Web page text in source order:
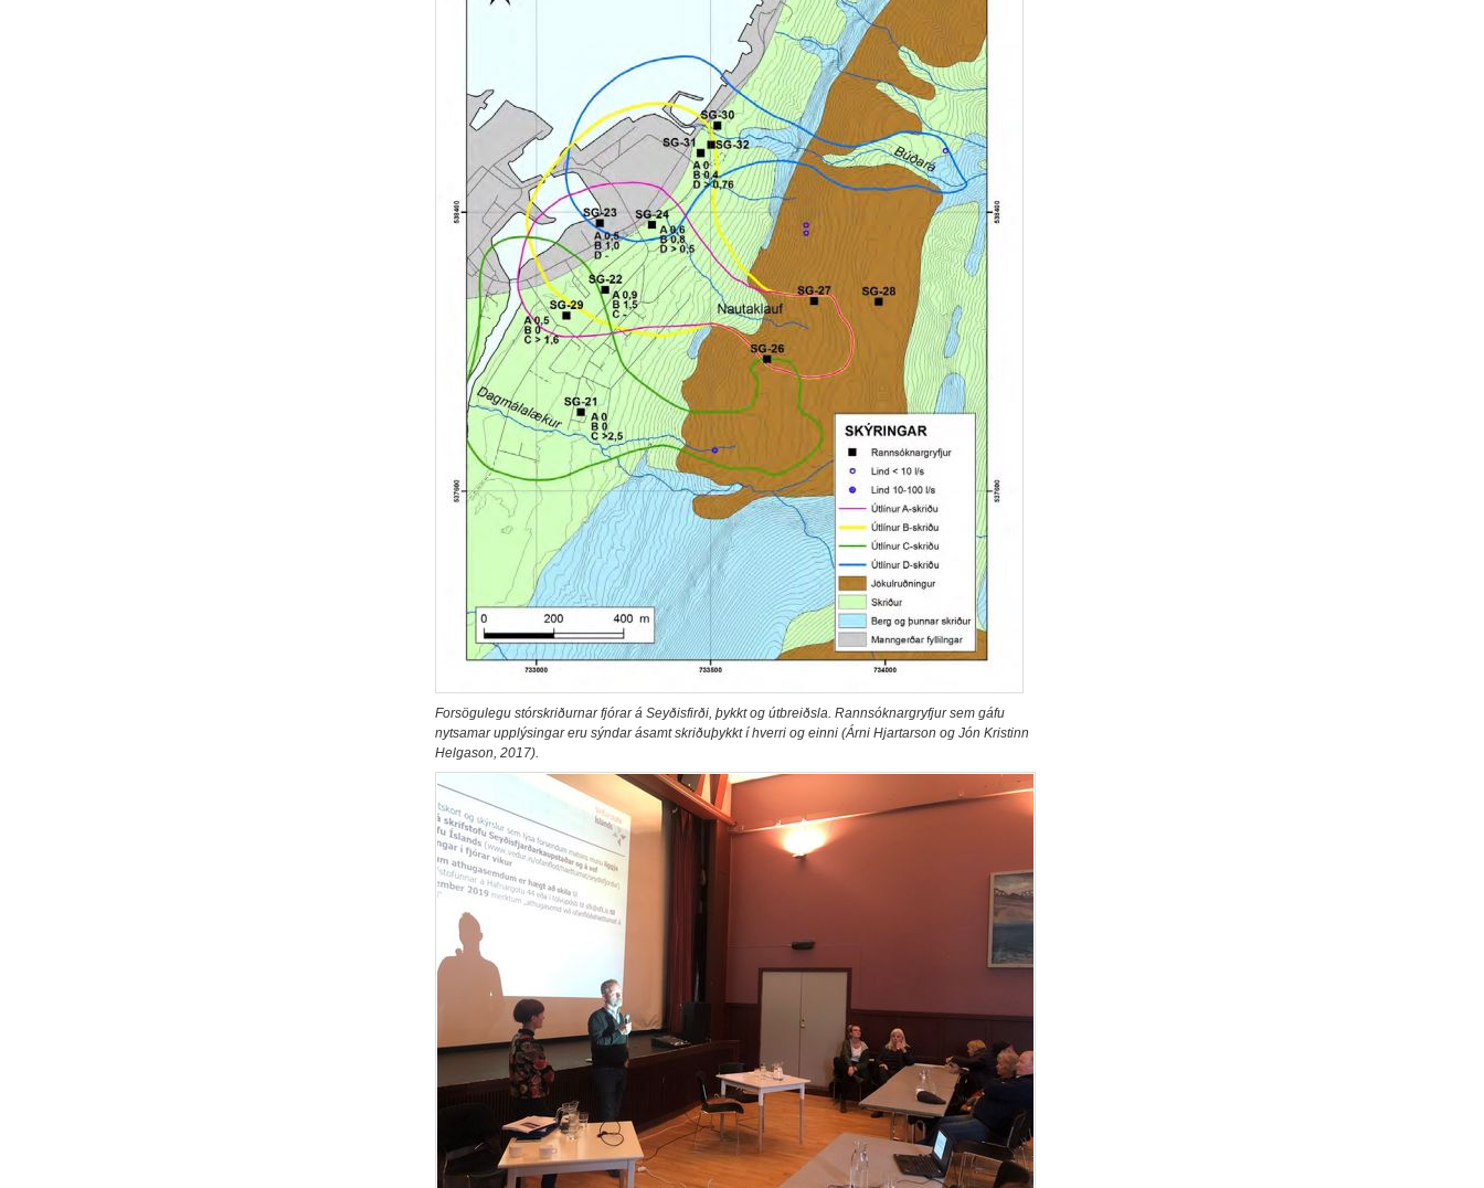
Forsögulegu stórskriðurnar fjórar á Seyðisfirði, þykkt og útbreiðsla. Rannsóknargryfjur sem gáfu
nytsamar upplýsingar eru sýndar ásamt skriðuþykkt í hverri og einni (Árni Hjartarson og Jón Kristinn
Helgason, 2017).